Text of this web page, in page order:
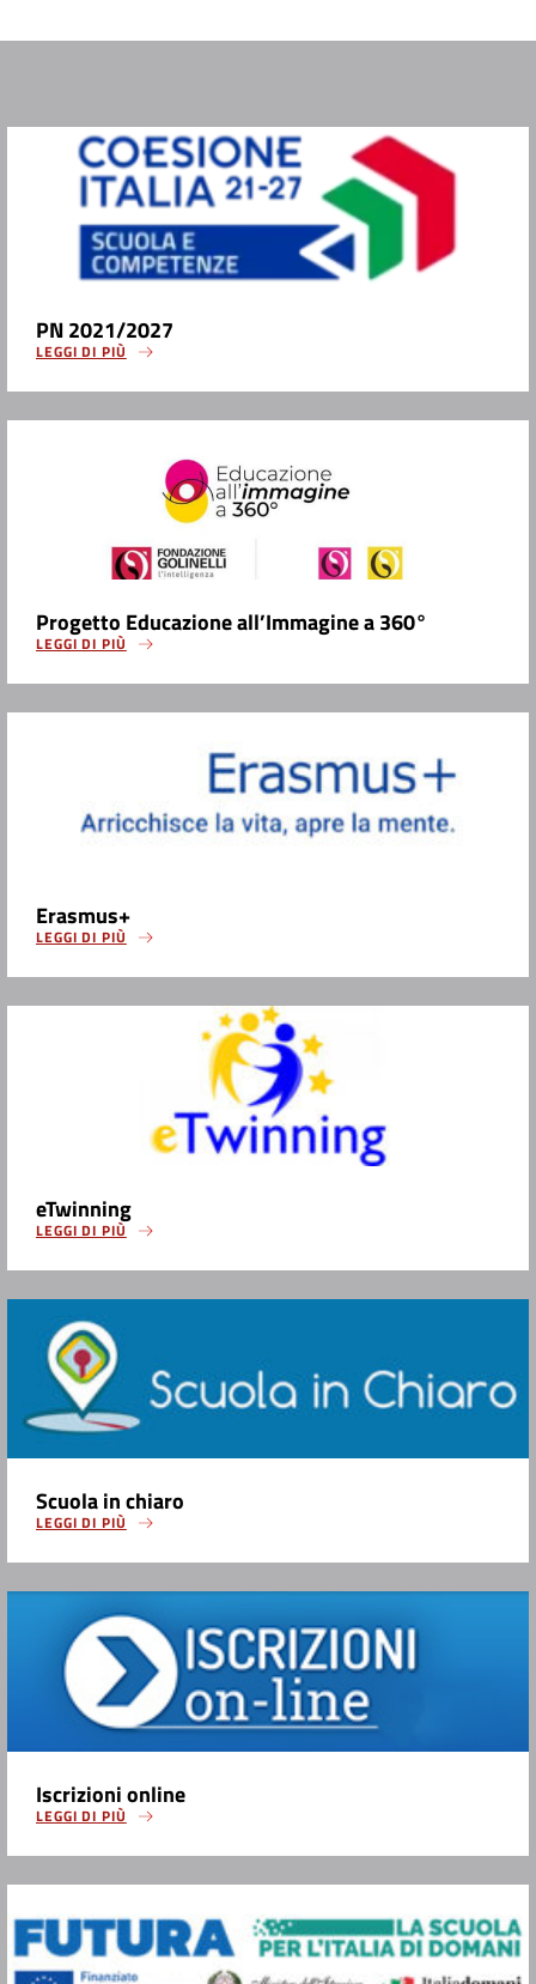
PN 2021/2027
LEGGI DI PIÙ
Progetto Educazione all’Immagine a 360°
LEGGI DI PIÙ
Erasmus+
LEGGI DI PIÙ
eTwinning
LEGGI DI PIÙ
Scuola in chiaro
LEGGI DI PIÙ
Iscrizioni online
LEGGI DI PIÙ